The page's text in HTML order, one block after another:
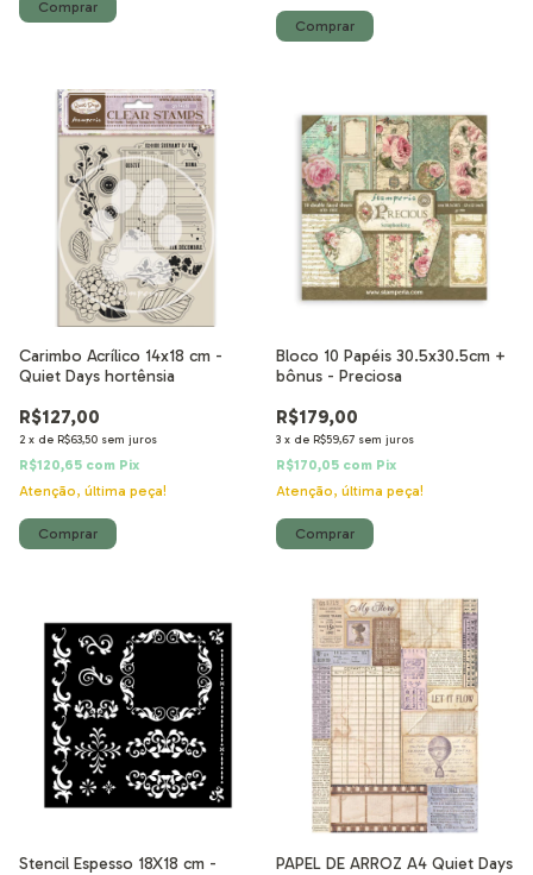
Carimbo Acrílico 14x18 cm -
Quiet Days hortênsia
R$127,00
2 x de R$63,50 sem juros
R$120,65 com Pix
Atenção, última peça!
Bloco 10 Papéis 30.5x30.5cm +
bônus - Preciosa
R$179,00
3 x de R$59,67 sem juros
R$170,05 com Pix
Atenção, última peça!
Stencil Espesso 18X18 cm -
PAPEL DE ARROZ A4 Quiet Days